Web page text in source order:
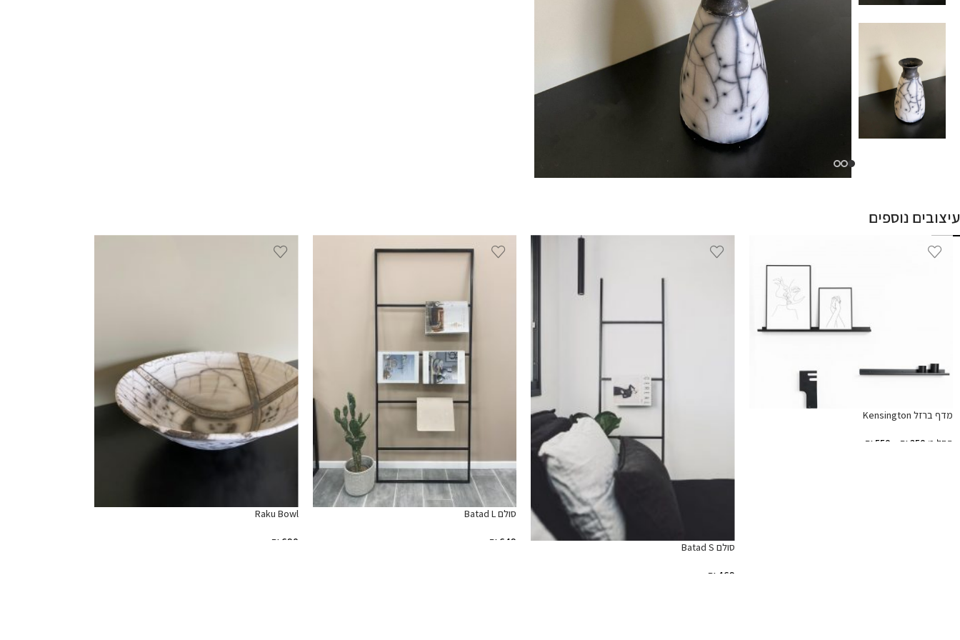
עיצובים נוספים
מדף ברזל Kensington
החל מ ₪350
₪ 550
סולם Batad S
₪469
סולם Batad L
₪ 649
Raku Bowl
₪690